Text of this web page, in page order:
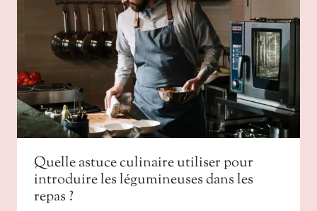
Quelle astuce culinaire utiliser pour
introduire les légumineuses dans les
repas ?